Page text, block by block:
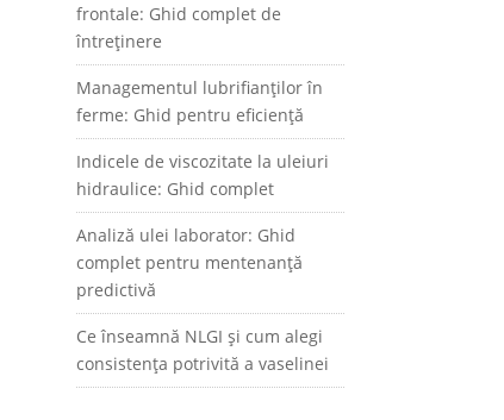
frontale: Ghid complet de
întreținere
Managementul lubrifianților în
ferme: Ghid pentru eficiență
Indicele de viscozitate la uleiuri
hidraulice: Ghid complet
Analiză ulei laborator: Ghid
complet pentru mentenanță
predictivă
Ce înseamnă NLGI și cum alegi
consistența potrivită a vaselinei